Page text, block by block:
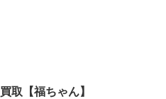
取【福ちゃん】